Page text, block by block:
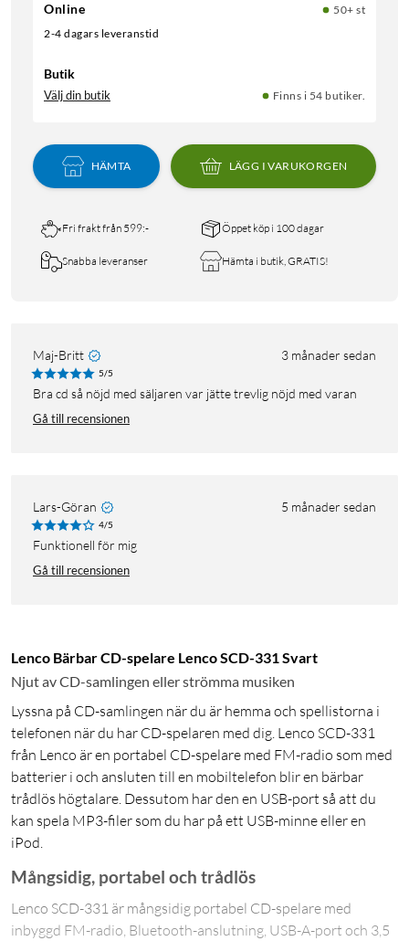
Online
50+ st
2-4 dagars leveranstid
Butik
Välj din butik Finns i 54 butiker.
HÄMTA LÄGG I VARUKORGEN
Fri frakt från 599:- Öppet köp i 100 dagar
Snabba leveranser Hämta i butik, GRATIS!
Maj-Britt 3 månader sedan
5/5
Bra cd så nöjd med säljaren var jätte trevlig nöjd med varan
Gå till recensionen
Lars-Göran 5 månader sedan
4/5
Funktionell för mig
Gå till recensionen
Lenco Bärbar CD-spelare Lenco SCD-331 Svart
Njut av CD-samlingen eller strömma musiken
Lyssna på CD-samlingen när du är hemma och spellistorna i
telefonen när du har CD-spelaren med dig. Lenco SCD-331
från Lenco är en portabel CD-spelare med FM-radio som med
batterier i och ansluten till en mobiltelefon blir en bärbar
trådlös högtalare. Dessutom har den en USB-port så att du
kan spela MP3-filer som du har på ett USB-minne eller en
iPod.
Mångsidig, portabel och trådlös
Lenco SCD-331 är mångsidig portabel CD-spelare med
inbyggd FM-radio, Bluetooth-anslutning, USB-A-port och 3,5